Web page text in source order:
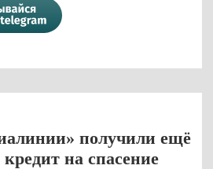
получили ещё
на спасение